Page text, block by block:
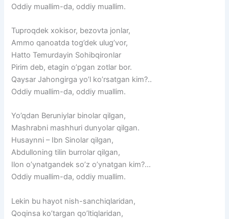
Oddiy muallim-da, oddiy muallim.
Tuproqdek xokisor, bezovta jonlar,
Ammo qanoatda tog’dek ulug’vor,
Hatto Temurdayin Sohibqironlar
Pirim deb, etagin o’pgan zotlar bor.
Qaysar Jahongirga yo’l ko’rsatgan kim?..
Oddiy muallim-da, oddiy muallim.
Yo’qdan Beruniylar binolar qilgan,
Mashrabni mashhuri dunyolar qilgan.
Husaynni – Ibn Sinolar qilgan,
Abdulloning tilin burrolar qilgan,
Ilon o’ynatgandek so’z o’ynatgan kim?…
Oddiy muallim-da, oddiy muallim.
Lekin bu hayot nish-sanchiqlaridan,
Qoqinsa ko’targan qo’ltiqlaridan,